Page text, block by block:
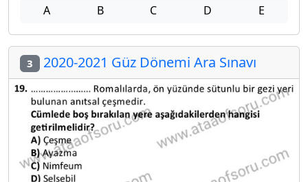
A B C D E
3 2020-2021 Güz Dönemi Ara Sınavı